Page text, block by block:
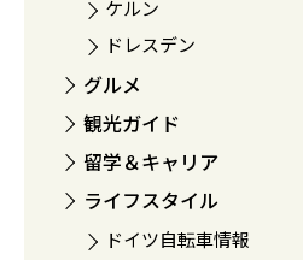
ケルン
ドレスデン
グルメ
観光ガイド
留学＆キャリア
ライフスタイル
ドイツ自転車情報